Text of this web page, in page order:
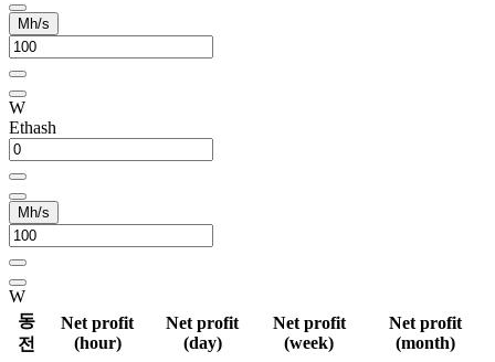
Mh/s
W
Ethash
Mh/s
W
동
전
Net profit
(hour)
Net profit
(day)
Net profit
(week)
Net profit
(month)